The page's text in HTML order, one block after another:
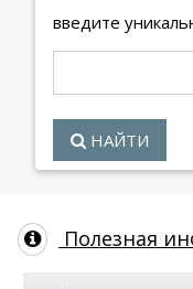
введите
НАЙТИ
Полезная